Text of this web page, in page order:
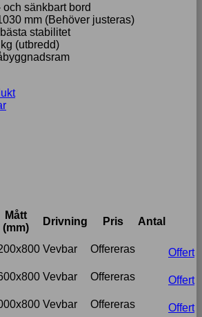
och sänkbart bord
mm (Behöver justeras)
stabilitet
(utbredd)
Mått
(mm)
Drivning Pris
Antal
Vevbar Offereras
Offert
Vevbar Offereras
Offert
Vevbar Offereras
Offert